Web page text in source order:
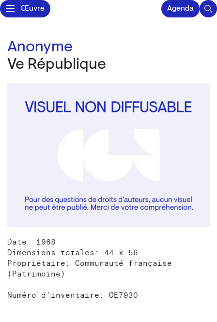
Œuvre Agenda
Anonyme
Ve République
Date: 1968
Dimensions totales: 44 x 56
Propriétaire: Communauté française
(Patrimoine)
Numéro d'inventaire: OE7930